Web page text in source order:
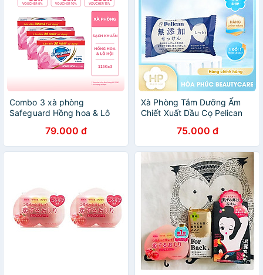
Combo 3 xà phòng
Safeguard Hồng hoa & Lô
(115gx3)X24(5.24)
79.000 đ
Xà Phòng Tắm Dưỡng Ẩm
Chiết Xuất Dầu Cọ Pelican
75.000 đ